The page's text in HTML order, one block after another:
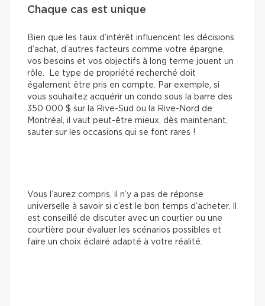
Chaque cas est unique
Bien que les taux d’intérêt influencent les décisions
d’achat, d’autres facteurs comme votre épargne,
vos besoins et vos objectifs à long terme jouent un
rôle. Le type de propriété recherché doit
également être pris en compte. Par exemple, si
vous souhaitez acquérir un condo sous la barre des
350 000 $ sur la Rive-Sud ou la Rive-Nord de
Montréal, il vaut peut-être mieux, dès maintenant,
sauter sur les occasions qui se font rares !
Vous l’aurez compris, il n’y a pas de réponse
universelle à savoir si c’est le bon temps d’acheter. Il
est conseillé de discuter avec un courtier ou une
courtière pour évaluer les scénarios possibles et
faire un choix éclairé adapté à votre réalité.